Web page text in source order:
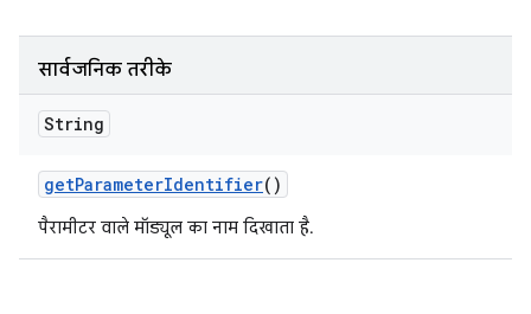
सार्वजनिक तरीके
String
getParameterIdentifier()
पैरामीटर वाले मॉड्यूल का नाम दिखाता है.